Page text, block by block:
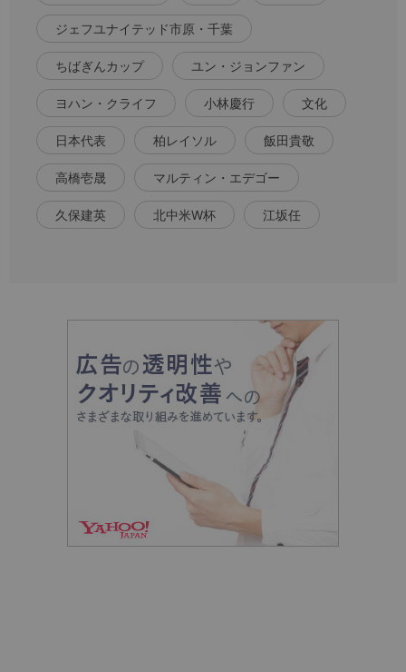
ジェフユナイテッド市原・千葉
ちばぎんカップ ユン・ジョンファン
ヨハン・クライフ 小林慶行 文化
日本代表 柏レイソル 飯田貴敬
高橋壱晟 マルティン・エデゴー
久保建英 北中米W杯 江坂任